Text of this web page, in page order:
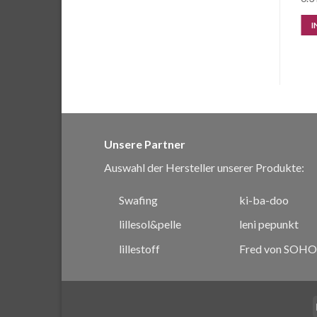
Unsere Partner
Auswahl der Hersteller unserer Produkte:
Swafing
lillesol&pelle
lillestoff
ki-ba-doo
leni pepunkt
Fred von SOHO